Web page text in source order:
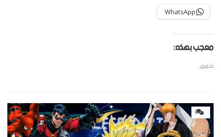
WhatsApp
معجب بهذه:
تحميل...
0